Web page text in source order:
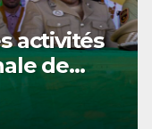
activités
de
wilaya